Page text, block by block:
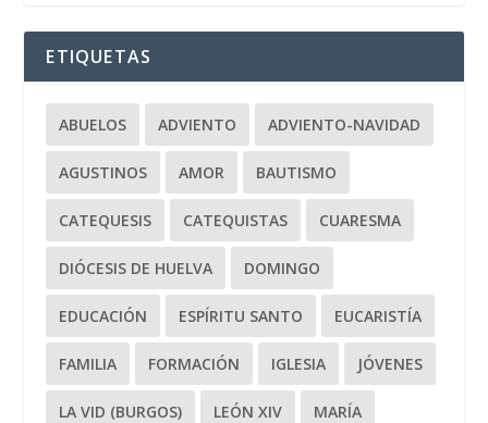
ETIQUETAS
ABUELOS ADVIENTO ADVIENTO-NAVIDAD
AGUSTINOS AMOR BAUTISMO
CATEQUESIS CATEQUISTAS CUARESMA
DIÓCESIS DE HUELVA DOMINGO
EDUCACIÓN ESPÍRITU SANTO EUCARISTÍA
FAMILIA FORMACIÓN IGLESIA JÓVENES
LA VID (BURGOS) LEÓN XIV MARÍA